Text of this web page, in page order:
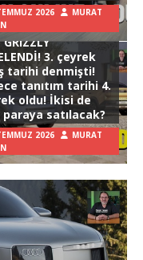
2026
MURAT
GRIZZLY
3. çeyrek
tarihi denmişti!
tanıtım tarihi 4.
oldu! İkisi de
paraya satılacak?
2026
MURAT